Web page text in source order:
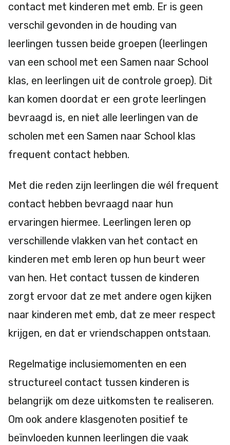
contact met kinderen met emb. Er is geen
verschil gevonden in de houding van
leerlingen tussen beide groepen (leerlingen
van een school met een Samen naar School
klas, en leerlingen uit de controle groep). Dit
kan komen doordat er een grote leerlingen
bevraagd is, en niet alle leerlingen van de
scholen met een Samen naar School klas
frequent contact hebben.
Met die reden zijn leerlingen die wél frequent
contact hebben bevraagd naar hun
ervaringen hiermee. Leerlingen leren op
verschillende vlakken van het contact en
kinderen met emb leren op hun beurt weer
van hen. Het contact tussen de kinderen
zorgt ervoor dat ze met andere ogen kijken
naar kinderen met emb, dat ze meer respect
krijgen, en dat er vriendschappen ontstaan.
Regelmatige inclusiemomenten en een
structureel contact tussen kinderen is
belangrijk om deze uitkomsten te realiseren.
Om ook andere klasgenoten positief te
beïnvloeden kunnen leerlingen die vaak